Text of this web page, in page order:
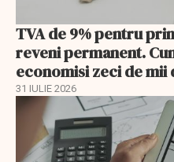
TVA de 9% pentru
reveni permanent.
economisi zeci de mii
31 IULIE 2026